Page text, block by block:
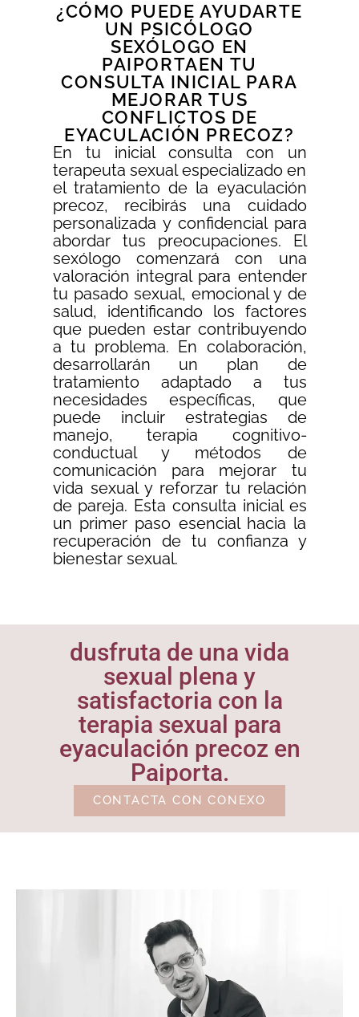
¿CÓMO PUEDE AYUDARTE
UN PSICÓLOGO
SEXÓLOGO EN
PAIPORTAEN TU
CONSULTA INICIAL PARA
MEJORAR TUS
CONFLICTOS DE
EYACULACIÓN PRECOZ?
En tu inicial consulta con un
terapeuta sexual especializado en
el tratamiento de la eyaculación
precoz, recibirás una cuidado
personalizada y confidencial para
abordar tus preocupaciones. El
sexólogo comenzará con una
valoración integral para entender
tu pasado sexual, emocional y de
salud, identificando los factores
que pueden estar contribuyendo
a tu problema. En colaboración,
desarrollarán un plan de
tratamiento adaptado a tus
necesidades específicas, que
puede incluir estrategias de
manejo, terapia cognitivo-
conductual y métodos de
comunicación para mejorar tu
vida sexual y reforzar tu relación
de pareja. Esta consulta inicial es
un primer paso esencial hacia la
recuperación de tu confianza y
bienestar sexual.
dusfruta de una vida
sexual plena y
satisfactoria con la
terapia sexual para
eyaculación precoz en
Paiporta.
CONTACTA CON CONEXO